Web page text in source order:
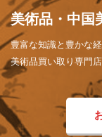
美術品・中国
豊富な知識と豊かな
美術品買い取り専門